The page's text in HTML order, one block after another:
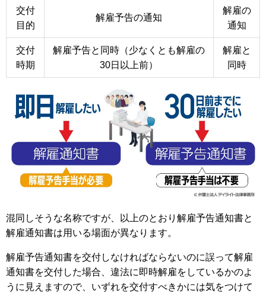
交付
目的
解雇予告の通知
解雇の
通知
交付
時期
解雇予告と同時（少なくとも解雇の
30日以上前）
解雇と
同時
混同しそうな名称ですが、以上のとおり解雇予告通知書と
解雇通知書は用いる場面が異なります。
解雇予告通知書を交付しなければならないのに誤って解雇
通知書を交付した場合、違法に即時解雇をしているかのよ
うに見えますので、いずれを交付すべきかには気をつけて